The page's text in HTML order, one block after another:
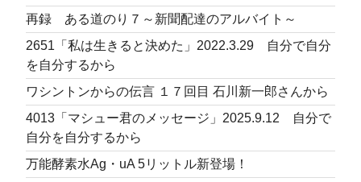
再録 ある道のり７～新聞配達のアルバイト～
2651「私は生きると決めた」2022.3.29 自分で自分
を自分するから
ワシントンからの伝言 １７回目 石川新一郎さんから
4013「マシュー君のメッセージ」2025.9.12 自分で
自分を自分するから
万能酵素水Ag・uA 5リットル新登場！